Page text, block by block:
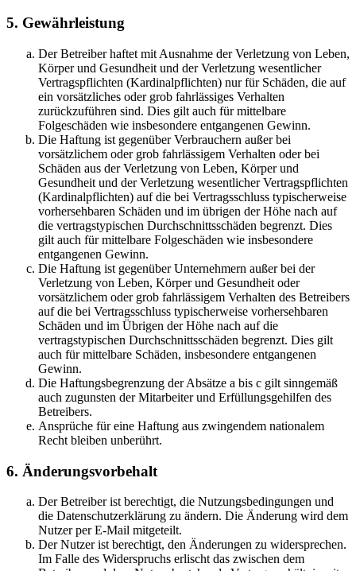
5. Gewährleistung
Der Betreiber haftet mit Ausnahme der Verletzung von Leben,
Körper und Gesundheit und der Verletzung wesentlicher
Vertragspflichten (Kardinalpflichten) nur für Schäden, die auf
ein vorsätzliches oder grob fahrlässiges Verhalten
zurückzuführen sind. Dies gilt auch für mittelbare
Folgeschäden wie insbesondere entgangenen Gewinn.
Die Haftung ist gegenüber Verbrauchern außer bei
vorsätzlichem oder grob fahrlässigem Verhalten oder bei
Schäden aus der Verletzung von Leben, Körper und
Gesundheit und der Verletzung wesentlicher Vertragspflichten
(Kardinalpflichten) auf die bei Vertragsschluss typischerweise
vorhersehbaren Schäden und im übrigen der Höhe nach auf
die vertragstypischen Durchschnittsschäden begrenzt. Dies
gilt auch für mittelbare Folgeschäden wie insbesondere
entgangenen Gewinn.
Die Haftung ist gegenüber Unternehmern außer bei der
Verletzung von Leben, Körper und Gesundheit oder
vorsätzlichem oder grob fahrlässigem Verhalten des Betreibers
auf die bei Vertragsschluss typischerweise vorhersehbaren
Schäden und im Übrigen der Höhe nach auf die
vertragstypischen Durchschnittsschäden begrenzt. Dies gilt
auch für mittelbare Schäden, insbesondere entgangenen
Gewinn.
Die Haftungsbegrenzung der Absätze a bis c gilt sinngemäß
auch zugunsten der Mitarbeiter und Erfüllungsgehilfen des
Betreibers.
Ansprüche für eine Haftung aus zwingendem nationalem
Recht bleiben unberührt.
6. Änderungsvorbehalt
Der Betreiber ist berechtigt, die Nutzungsbedingungen und
die Datenschutzerklärung zu ändern. Die Änderung wird dem
Nutzer per E-Mail mitgeteilt.
Der Nutzer ist berechtigt, den Änderungen zu widersprechen.
Im Falle des Widerspruchs erlischt das zwischen dem